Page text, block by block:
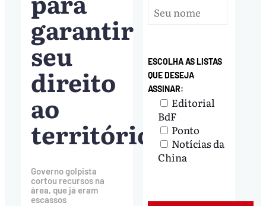
garantir
seu
direito
ao
território
Governo golpista
cortou recursos na
área, que já eram
escassos
ESCOLHA AS LISTAS
QUE DESEJA
ASSINAR:
Editorial
BdF
Ponto
Notícias da
China